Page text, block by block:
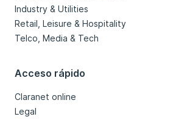
Industry & Utilities
Retail, Leisure & Hospitality
Telco, Media & Tech
Acceso rápido
Claranet online
Legal